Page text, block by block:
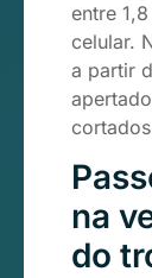
entre
celular.
a partir
na
do